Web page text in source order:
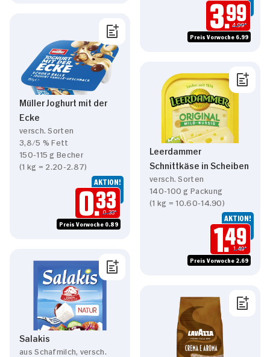
3.99
4.99*
Preis Vorwoche 6.99
Müller Joghurt mit der
Ecke
versch. Sorten
3,8/5 % Fett
150-115 g Becher
(1 kg = 2.20-2.87)
AKTION!
0.33
0.33*
Preis Vorwoche 0.89
Leerdammer
Schnittkäse in Scheiben
versch. Sorten
140-100 g Packung
(1 kg = 10.60-14.90)
AKTION!
1.49
1.49*
Preis Vorwoche 2.69
Salakis
aus Schafmilch, versch.